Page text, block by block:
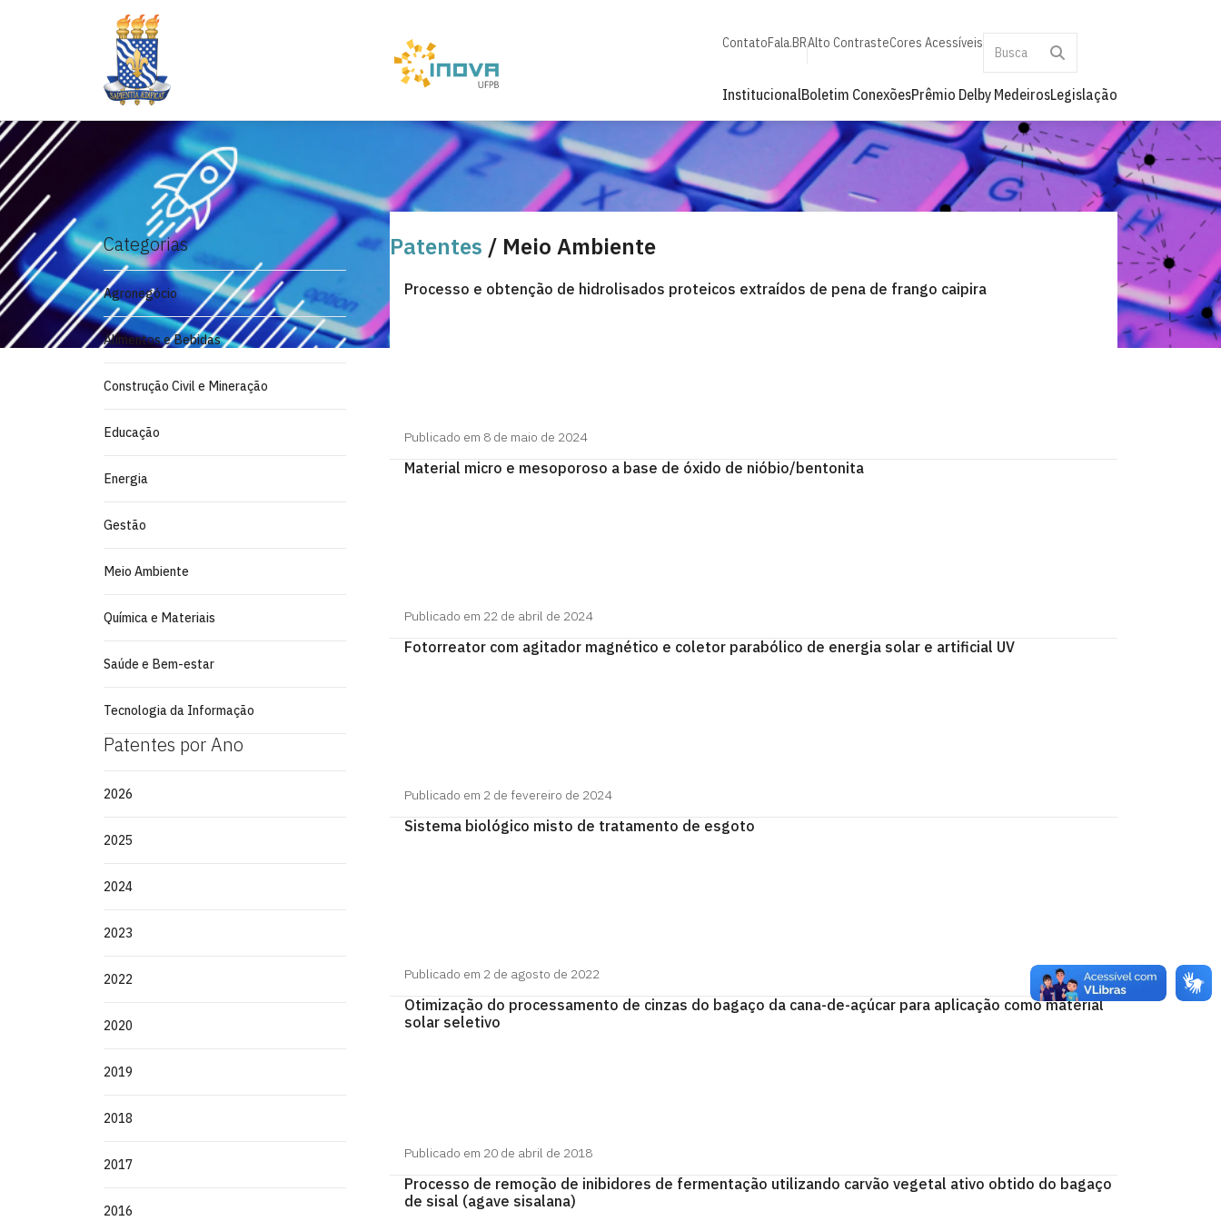
ContatoFala.BRAlto ContrasteCores Acessíveis
InstitucionalBoletim ConexõesPrêmio Delby MedeirosLegislação
Categorias
Agronegócio
Alimentos e Bebidas
Construção Civil e Mineração
Educação
Energia
Gestão
Meio Ambiente
Química e Materiais
Saúde e Bem-estar
Tecnologia da Informação
Patentes por Ano
2026
2025
2024
2023
2022
2020
2019
2018
2017
2016
Patentes / Meio Ambiente
Processo e obtenção de hidrolisados proteicos extraídos de pena de frango caipira
Publicado em 8 de maio de 2024
Material micro e mesoporoso a base de óxido de nióbio/bentonita
Publicado em 22 de abril de 2024
Fotorreator com agitador magnético e coletor parabólico de energia solar e artificial UV
Publicado em 2 de fevereiro de 2024
Sistema biológico misto de tratamento de esgoto
Publicado em 2 de agosto de 2022
Otimização do processamento de cinzas do bagaço da cana-de-açúcar para aplicação como material
solar seletivo
Publicado em 20 de abril de 2018
Processo de remoção de inibidores de fermentação utilizando carvão vegetal ativo obtido do bagaço
de sisal (agave sisalana)